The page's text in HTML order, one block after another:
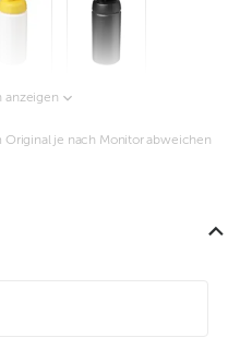
anzeigen
Original je nach Monitor abweichen